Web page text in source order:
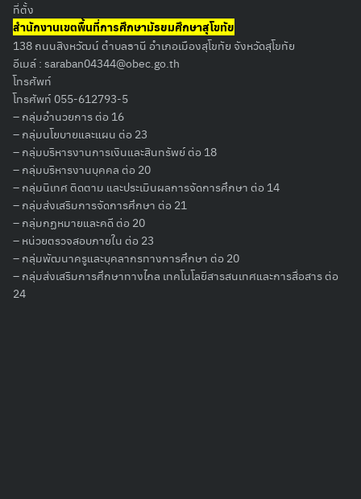
ที่ตั้ง
สำนักงานเขตพื้นที่การศึกษามัธยมศึกษาสุโขทัย
138 ถนนสิงหวัฒน์ ตำบลธานี อำเภอเมืองสุโขทัย จังหวัดสุโขทัย
อีเมล์ : saraban04344@obec.go.th
โทรศัพท์
โทรศัพท์ 055-612793-5
– กลุ่มอำนวยการ ต่อ 16
– กลุ่มนโยบายและแผน ต่อ 23
– กลุ่มบริหารงานการเงินและสินทรัพย์ ต่อ 18
– กลุ่มบริหารงานบุคคล ต่อ 20
– กลุ่มนิเทศ ติดตาม และประเมินผลการจัดการศึกษา ต่อ 14
– กลุ่มส่งเสริมการจัดการศึกษา ต่อ 21
– กลุ่มกฏหมายและคดี ต่อ 20
– หน่วยตรวจสอบภายใน ต่อ 23
– กลุ่มพัฒนาครูและบุคลากรทางการศึกษา ต่อ 20
– กลุ่มส่งเสริมการศึกษาทางไกล เทคโนโลยีสารสนเทศและการสื่อสาร ต่อ
24